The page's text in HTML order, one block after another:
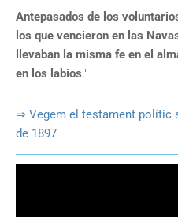
Antepasados de los
los que vencieron en las
llevaban la misma fe en el
en los labios."
⇒ Vegem el testament polític
de 1897